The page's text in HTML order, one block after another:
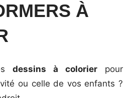
À
dessins à colorier pour
ou celle de vos enfants ?